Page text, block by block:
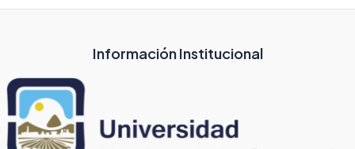
Información Institucional